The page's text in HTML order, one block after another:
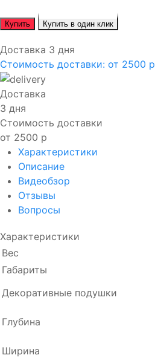
Купить Купить в один клик
Доставка 3 дня
Стоимость доставки: от 2500 р
Доставка
3 дня
Стоимость доставки
от 2500 р
Характеристики
Описание
Видеобзор
Отзывы
Вопросы
Характеристики
Вес
Габариты
Декоративные подушки
Глубина
Ширина